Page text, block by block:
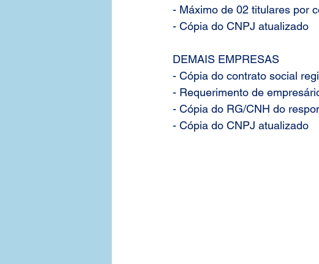
- Máximo de 02 titulares por
- Cópia do CNPJ atualizado
DEMAIS EMPRESAS
- Cópia do contrato social
- Requerimento de
- Cópia do RG/CNH do
- Cópia do CNPJ atualizado